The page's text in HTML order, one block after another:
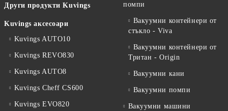
Други продукти Kuvings
Kuvings аксесоари
Kuvings AUTO10
Kuvings REVO830
Kuvings AUTO8
Kuvings Cheff CS600
Kuvings EVO820
помпи
Вакуумни контейнери от
стъкло - Viva
Вакуумни контейнери от
Тритан - Origin
Вакуумни кани
Вакуумни помпи
Вакуумни машини